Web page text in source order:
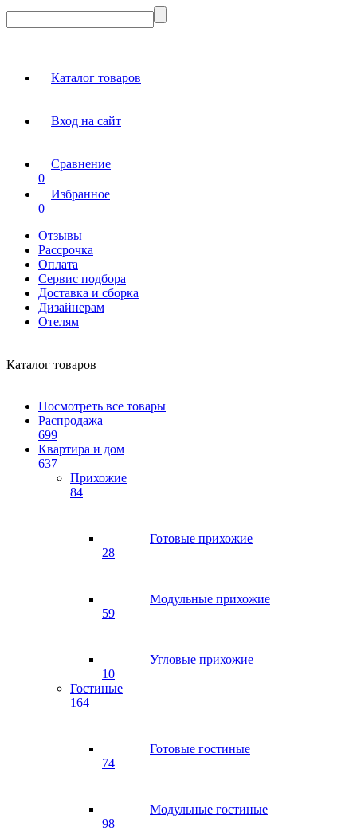
Каталог товаров
Вход на сайт
Сравнение
0
Избранное
0
Отзывы
Рассрочка
Оплата
Сервис подбора
Доставка и сборка
Дизайнерам
Отелям
Каталог товаров
Посмотреть все товары
Распродажа
699
Квартира и дом
637
Прихожие
84
Готовые прихожие
28
Модульные прихожие
59
Угловые прихожие
10
Гостиные
164
Готовые гостиные
74
Модульные гостиные
98